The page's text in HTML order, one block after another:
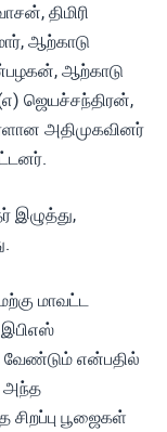
திமிரி
ஆற்காடு
ஆற்காடு
ஜெயச்சந்திரன்,
அதிமுகவினர்
இழுத்து,
மாவட்ட
இபிஎஸ்
என்பதில்
அந்த
பூஜைகள்